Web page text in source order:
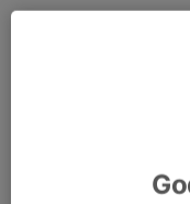
På sidan Tider & priser
terminsavgifter,